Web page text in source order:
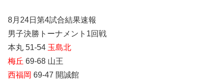
8月24日第4試合結果速報
男子決勝トーナメント1回戦
本丸 51-54 玉島北
梅丘 69-68 山王
西福岡 69-47 開誠館